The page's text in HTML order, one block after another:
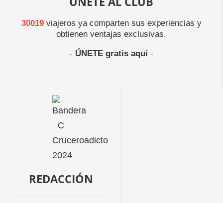
30019viajeros ya comparten sus experiencias y
obtienen ventajas exclusivas.
- ÚNETE gratis aquí-
REDACCIÓN